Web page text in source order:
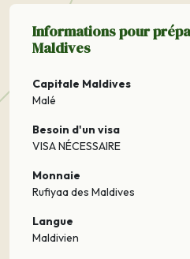
Informations pour
Maldives
Capitale Maldives
Malé
Besoin d'un visa
VISA NÉCESSAIRE
Monnaie
Rufiyaa des Maldives
Langue
Maldivien